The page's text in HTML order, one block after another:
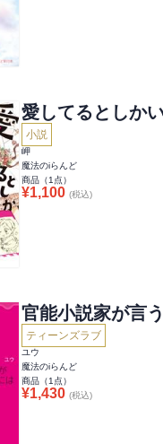
愛してるとしか
小説
岬
魔法のiらんど
商品（1 点）
¥1,100 (税込)
官能小説家が言
ティーンズラブ
ユウ
魔法のiらんど
商品（1 点）
¥1,430 (税込)